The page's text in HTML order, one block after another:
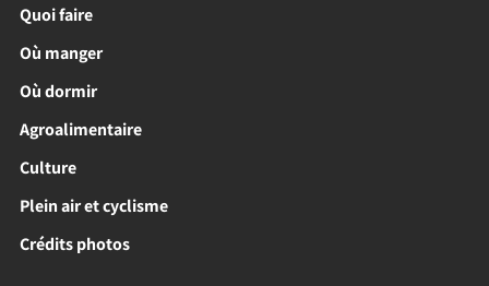
Quoi faire
Où manger
Où dormir
Agroalimentaire
Culture
Plein air et cyclisme
Crédits photos